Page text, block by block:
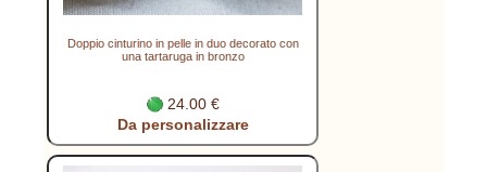
Doppio cinturino in pelle in duo decorato con
una tartaruga in bronzo
24.00 €
Da personalizzare